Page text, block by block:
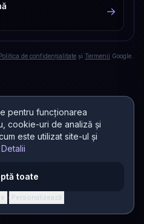
pentru funcționarea
cookie-uri de analiză și
este utilizat site-ul și
Detalii
toate
· Personalizează
→
Politica de confidențialitate și Termenii Google.